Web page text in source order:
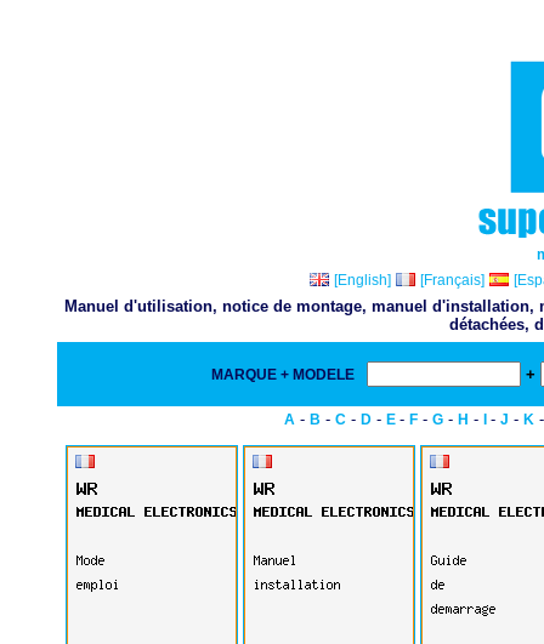
[English]
[Français]
Manuel d'utilisation, notice de montage, manuel
détachées,
MARQUE + MODELE +
A - B - C - D - E - F - G - H - - J - K